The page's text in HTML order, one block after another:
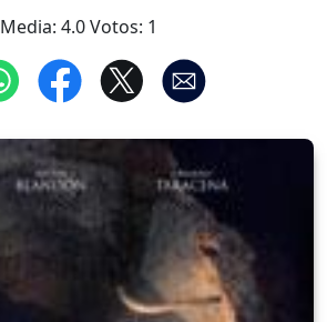
Media: 4.0Votos: 1